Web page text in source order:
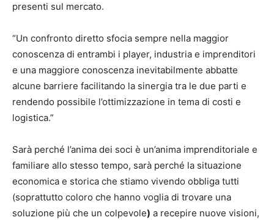
presenti sul mercato.
“Un confronto diretto sfocia sempre nella maggior
conoscenza di entrambi i player, industria e imprenditori
e una maggiore conoscenza inevitabilmente abbatte
alcune barriere facilitando la sinergia tra le due parti e
rendendo possibile l’ottimizzazione in tema di costi e
logistica.”
Sarà perché l’anima dei soci è un’anima imprenditoriale e
familiare allo stesso tempo, sarà perché la situazione
economica e storica che stiamo vivendo obbliga tutti
(soprattutto coloro che hanno voglia di trovare una
soluzione più che un colpevole) a recepire nuove visioni,